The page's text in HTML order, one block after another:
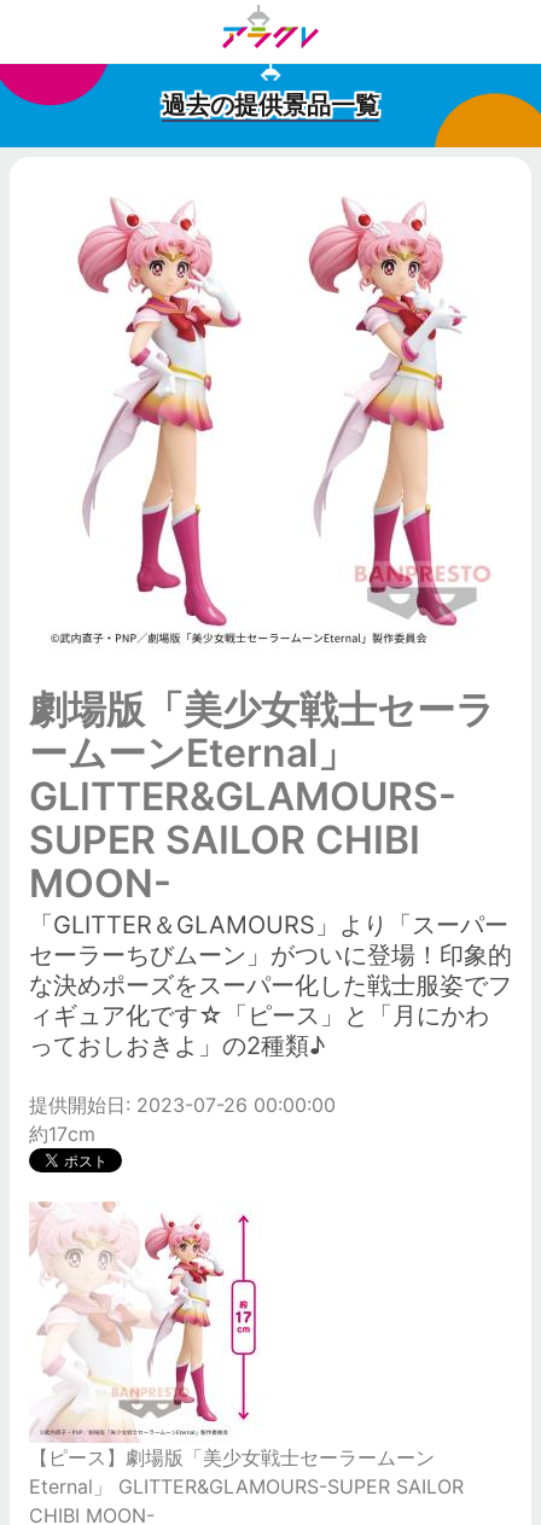
過去の提供景品一覧
劇場版「美少女戦士セーラ
ームーンEternal」
GLITTER&GLAMOURS-
SUPER SAILOR CHIBI
MOON-
「GLITTER＆GLAMOURS」より「スーパー
セーラーちびムーン」がついに登場！印象的
な決めポーズをスーパー化した戦士服姿でフ
ィギュア化です☆「ピース」と「月にかわ
っておしおきよ」の2種類♪
提供開始日: 2023-07-26 00:00:00
約17cm
【ピース】劇場版「美少女戦士セーラームーン
Eternal」 GLITTER&GLAMOURS-SUPER SAILOR
CHIBI MOON-